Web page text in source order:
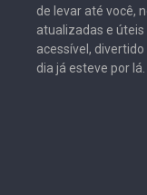
de levar até você,
atualizadas e
acessível,
dia já esteve por lá.